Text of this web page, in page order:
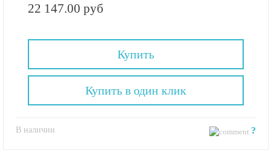
22 147.00 руб
Купить
В наличии ?
Купить в один клик